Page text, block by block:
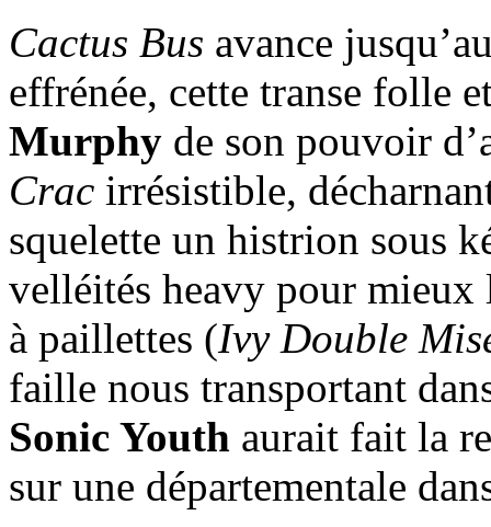
Cactus Bus avance
effrénée, cette transe folle
Murphy de son pouvoir
Crac irrésistible,
squelette un histrion sous
velléités heavy pour mieux
à paillettes (Ivy Double
faille nous transportant
Sonic Youth aurait fait la
sur une départementale